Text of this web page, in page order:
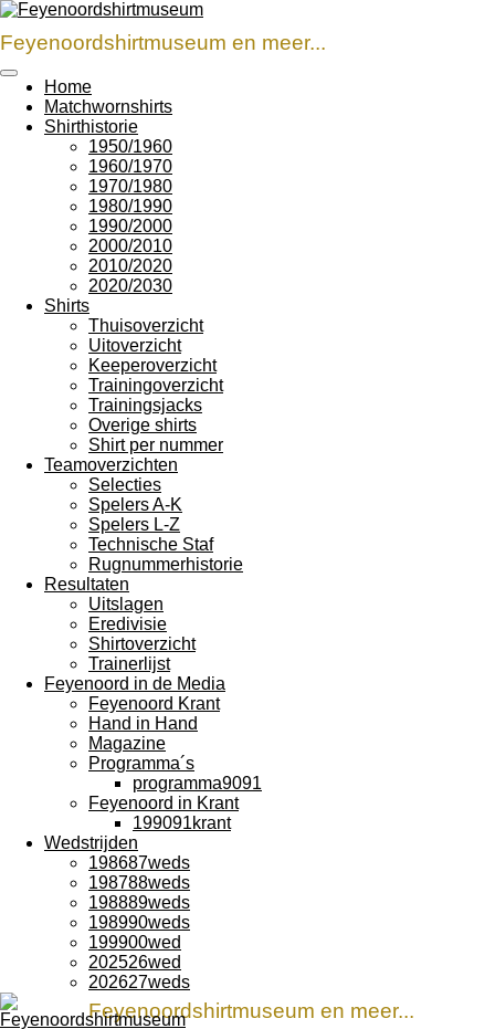
Ga
direct
naar
de
hoofdinhoud
Feyenoordshirtmuseum en meer...
Home
Matchwornshirts
Shirthistorie
1950/1960
1960/1970
1970/1980
1980/1990
1990/2000
2000/2010
2010/2020
2020/2030
Shirts
Thuisoverzicht
Uitoverzicht
Keeperoverzicht
Trainingoverzicht
Trainingsjacks
Overige shirts
Shirt per nummer
Teamoverzichten
Selecties
Spelers A-K
Spelers L-Z
Technische Staf
Rugnummerhistorie
Resultaten
Uitslagen
Eredivisie
Shirtoverzicht
Trainerlijst
Feyenoord in de Media
Feyenoord Krant
Hand in Hand
Magazine
Programma´s
programma9091
Feyenoord in Krant
199091krant
Wedstrijden
198687weds
198788weds
198889weds
198990weds
199900wed
202526wed
202627weds
Feyenoordshirtmuseum en meer...